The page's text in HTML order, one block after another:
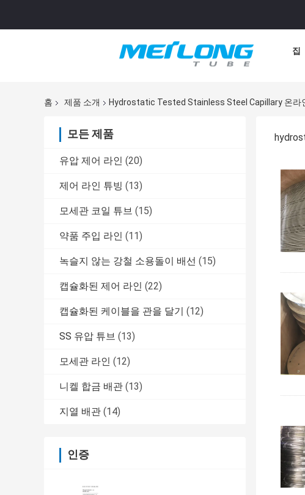
집
홈 제품 소개 Hydrostatic Tested Stainless Steel Capillary 온라
모든 제품
유압 제어 라인 (20)
제어 라인 튜빙 (13)
모세관 코일 튜브 (15)
약품 주입 라인 (11)
녹슬지 않는 강철 소용돌이 배선 (15)
캡슐화된 제어 라인 (22)
캡슐화된 케이블을 관을 달기 (12)
SS 유압 튜브 (13)
모세관 라인 (12)
니켈 합금 배관 (13)
지열 배관 (14)
인증